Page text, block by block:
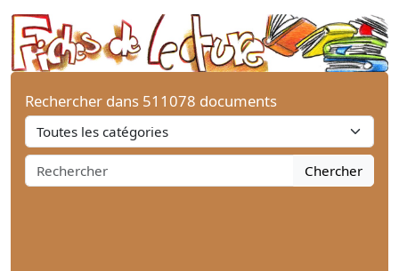
Rechercher dans 511078 documents
Chercher